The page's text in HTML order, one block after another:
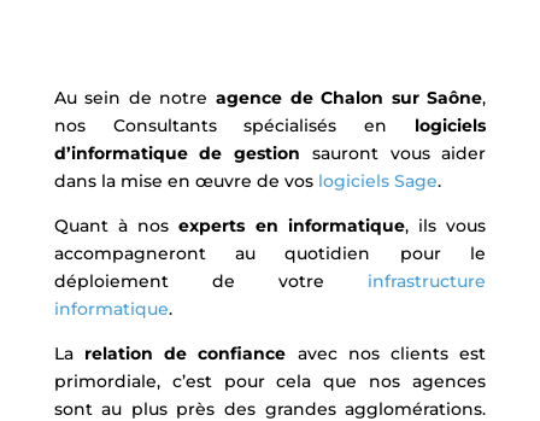
Au sein de notre agence de Chalon sur Saône,
nos Consultants spécialisés en logiciels
d’informatique de gestion sauront vous aider
dans la mise en œuvre de vos logiciels Sage.
Quant à nosexperts en informatique, ils vous
accompagneront au quotidien pour le
déploiement de votre infrastructure
informatique.
La relation de confiance avec nos clients est
primordiale, c’est pour cela que nos agences
sont au plus près des grandes agglomérations.